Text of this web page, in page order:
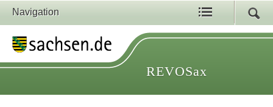
Navigation
REVOSax